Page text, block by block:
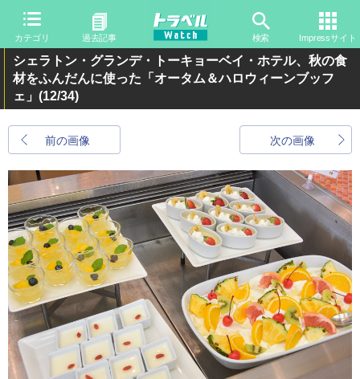
カテゴリ 過去記事 検索 Impressサイト
シェラトン・グランデ・トーキョーベイ・ホテル、秋の食
材をふんだんに使った「オータム＆ハロウィーンブッフ
ェ」 (12/34)
前の画像 次の画像